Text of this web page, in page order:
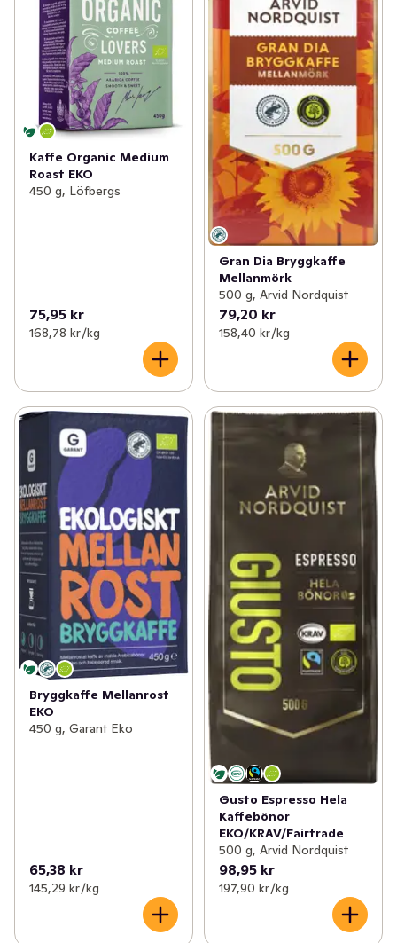
Kaffe Organic Medium
Roast EKO
450 g, Löfbergs
75,95 kr
168,78 kr /kg
Gran Dia Bryggkaffe
Mellanmörk
500 g, Arvid Nordquist
79,20 kr
158,40 kr /kg
Bryggkaffe Mellanrost
EKO
450 g, Garant Eko
65,38 kr
145,29 kr /kg
Gusto Espresso Hela
Kaffebönor
EKO/KRAV/Fairtrade
500 g, Arvid Nordquist
98,95 kr
197,90 kr /kg